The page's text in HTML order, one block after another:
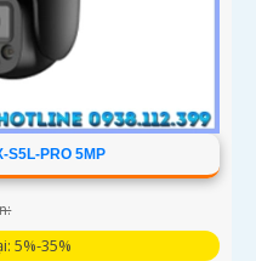
S5L-PRO 5MP
5%-35%